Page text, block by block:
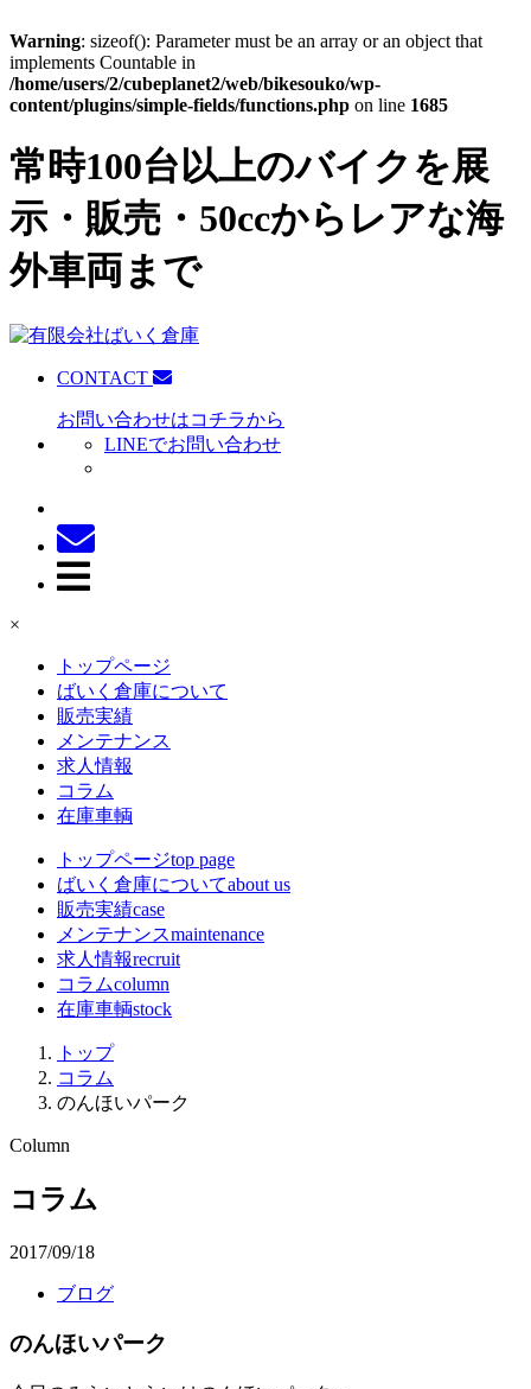
Warning: sizeof(): Parameter must be an array or an object that
implements Countable in
/home/users/2/cubeplanet2/web/bikesouko/wp-
content/plugins/simple-fields/functions.php on line 1685
常時100台以上のバイクを展
示・販売・50ccからレアな海
外車両まで
CONTACT
お問い合わせはコチラから
LINEでお問い合わせ
×
トップページ
ばいく倉庫について
販売実績
メンテナンス
求人情報
コラム
在庫車輌
トップページtop page
ばいく倉庫についてabout us
販売実績case
メンテナンスmaintenance
求人情報recruit
コラムcolumn
在庫車輌stock
トップ
コラム
のんほいパーク
Column
コラム
2017/09/18
ブログ
のんほいパーク